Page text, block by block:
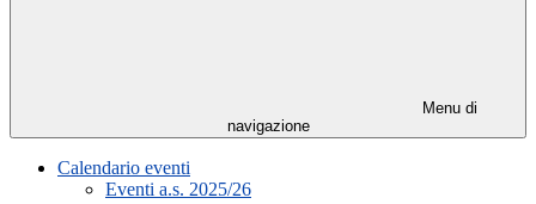
Menu di
navigazione
Calendario eventi
Eventi a.s. 2025/26